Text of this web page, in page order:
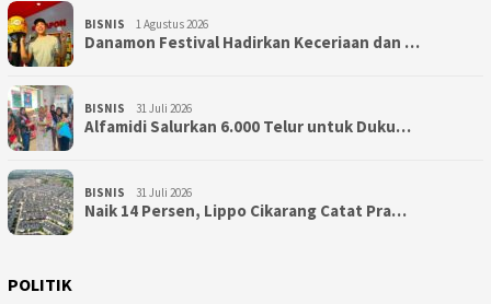
BISNIS 1 Agustus 2026
Danamon Festival Hadirkan Keceriaan dan …
BISNIS 31 Juli 2026
Alfamidi Salurkan 6.000 Telur untuk Duku…
BISNIS 31 Juli 2026
Naik 14 Persen, Lippo Cikarang Catat Pra…
POLITIK